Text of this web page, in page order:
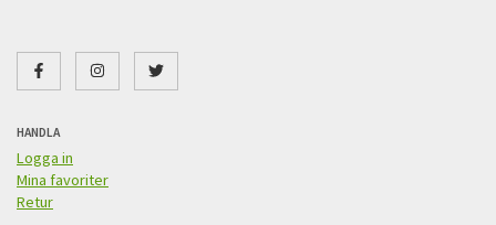
HANDLA
Logga in
Mina favoriter
Retur